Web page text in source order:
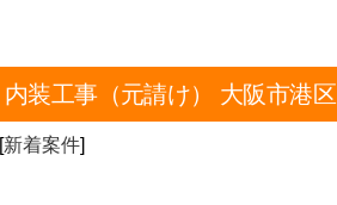
内装工事（元請け） 大阪市港区
[新着案件]